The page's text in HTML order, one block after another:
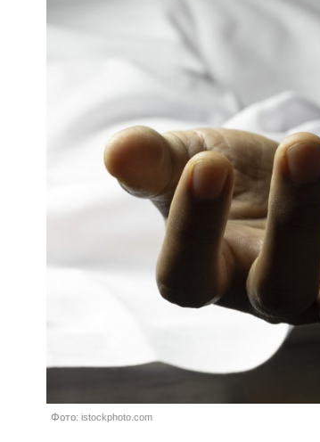
Фото: istockphoto.com